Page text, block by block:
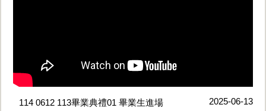
114 0612 113畢業典禮01 畢業生進場 2025-06-13